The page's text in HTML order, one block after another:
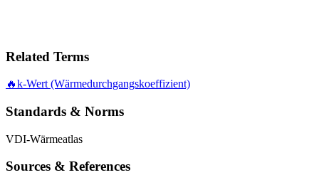
Related Terms
🔥k-Wert (Wärmedurchgangskoeffizient)
Standards & Norms
VDI-Wärmeatlas
Sources & References